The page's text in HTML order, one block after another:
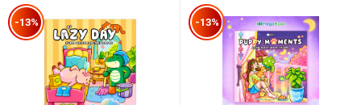
-13% -13%